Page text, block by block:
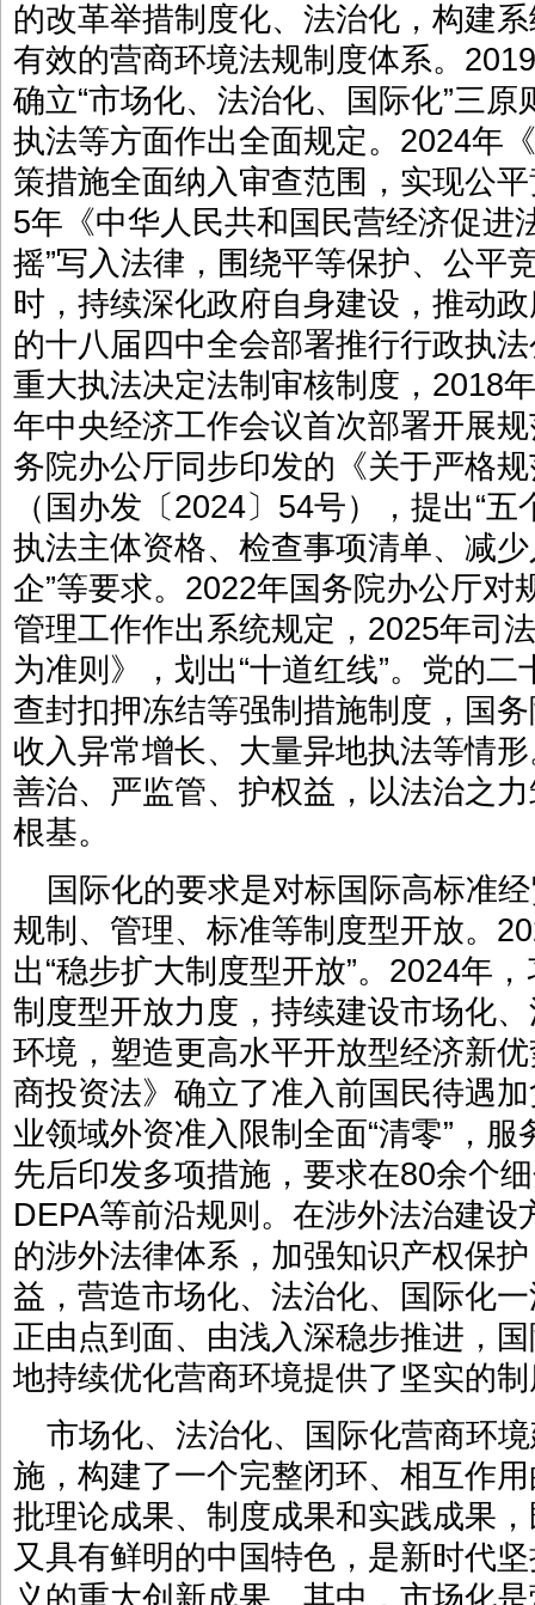
的改革举措制度化、法治化，构建
有效的营商环境法规制度体系。
确立“市场化、法治化、国际化”三
执法等方面作出全面规定。2024年
策措施全面纳入审查范围，实现公
5年《中华人民共和国民营经济促进
摇”写入法律，围绕平等保护、公平
时，持续深化政府自身建设，推动
的十八届四中全会部署推行行政执
重大执法决定法制审核制度，2018
年中央经济工作会议首次部署开展
务院办公厅同步印发的《关于严格
（国办发〔2024〕54号），提出“
执法主体资格、检查事项清单、减
企”等要求。2022年国务院办公厅对
管理工作作出系统规定，2025年司
为准则》，划出“十道红线”。党的
查封扣押冻结等强制措施制度，国
收入异常增长、大量异地执法等情
善治、严监管、护权益，以法治之
根基。
国际化的要求是对标国际高标准
规制、管理、标准等制度型开放。
出“稳步扩大制度型开放”。2024年
制度型开放力度，持续建设市场化
环境，塑造更高水平开放型经济新
商投资法》确立了准入前国民待遇
业领域外资准入限制全面“清零”，
先后印发多项措施，要求在80余个
DEPA等前沿规则。在涉外法治建设
的涉外法律体系，加强知识产权保
益，营造市场化、法治化、国际化
正由点到面、由浅入深稳步推进，
地持续优化营商环境提供了坚实的
市场化、法治化、国际化营商环
施，构建了一个完整闭环、相互作
批理论成果、制度成果和实践成果
又具有鲜明的中国特色，是新时代
义的重大创新成果。其中，市场化